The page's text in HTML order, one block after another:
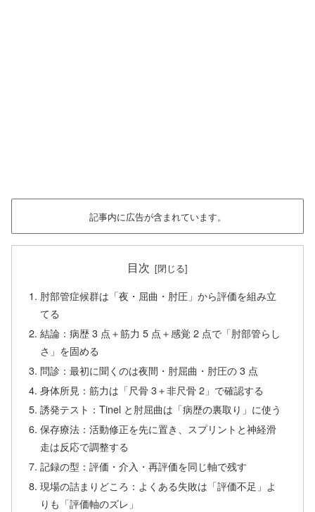
記事内に広告が含まれています。
目次
肘部管症候群は「夜・屈曲・肘圧」から評価を組み立
てる
結論：病歴 3 点＋筋力 5 点＋感覚 2 点で「肘部管らし
さ」を固める
問診：最初に聞くのは夜間・肘屈曲・肘圧の 3 点
身体所見：筋力は「尺骨 3＋非尺骨 2」で確認する
誘発テスト：Tinel と肘屈曲は「病歴の裏取り」に使う
保存療法：活動修正を先に置き、スプリントと神経滑
走は反応で調整する
記録の型：評価・介入・再評価を同じ軸で残す
現場の詰まりどころ：よくある失敗は「評価不足」よ
りも「評価軸のズレ」